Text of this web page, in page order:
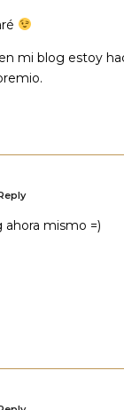
mi blog estoy
ahora mismo =)